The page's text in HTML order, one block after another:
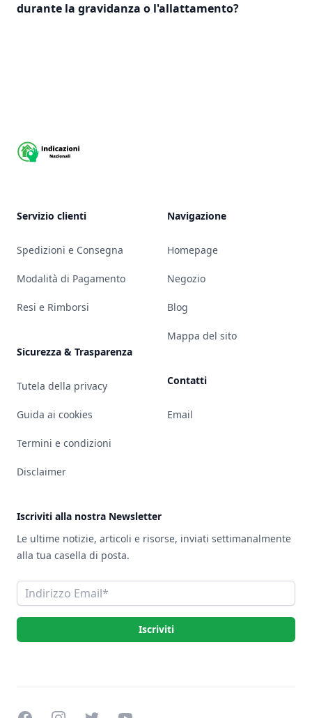
durante la gravidanza o l'allattamento?
Servizio clienti
Spedizioni e Consegna
Modalità di Pagamento
Resi e Rimborsi
Sicurezza & Trasparenza
Tutela della privacy
Guida ai cookies
Termini e condizioni
Disclaimer
Navigazione
Homepage
Negozio
Blog
Mappa del sito
Contatti
Email
Iscriviti alla nostra Newsletter
Le ultime notizie, articoli e risorse, inviati settimanalmente
alla tua casella di posta.
Indirizzo Email
Iscriviti